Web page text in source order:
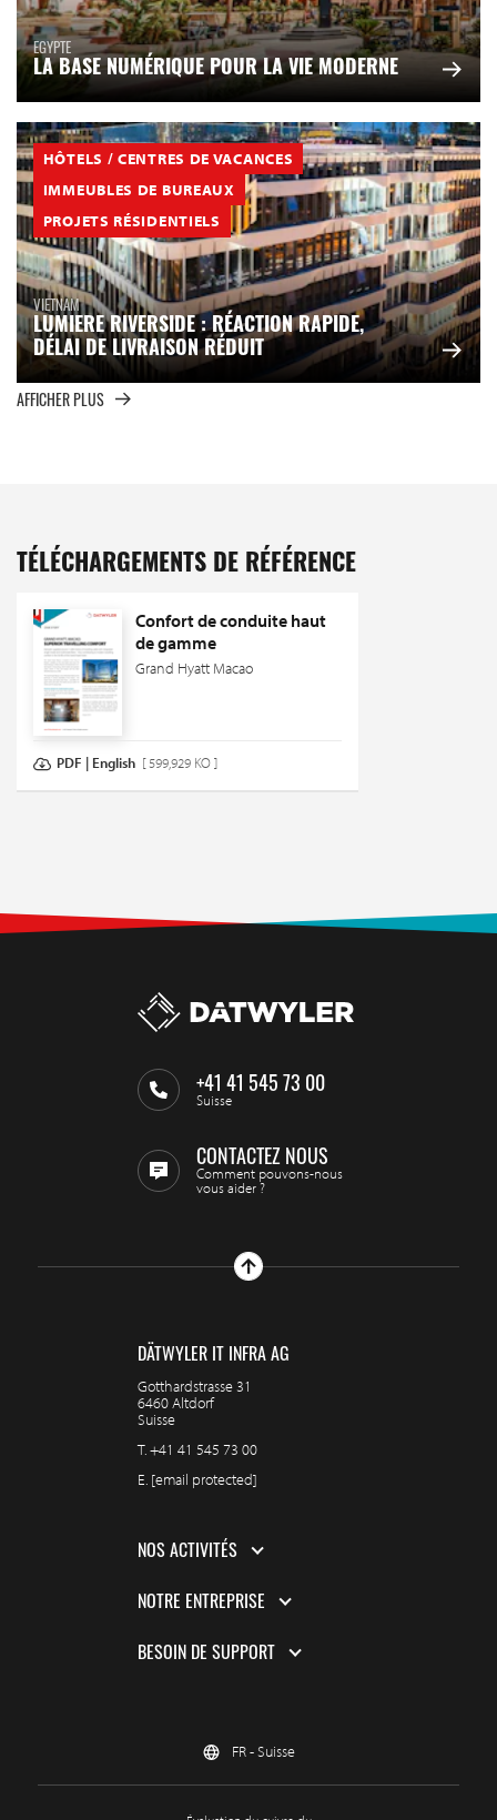
EGYPTE
LA BASE NUMÉRIQUE POUR LA VIE MODERNE
HÔTELS / CENTRES DE VACANCES
IMMEUBLES DE BUREAUX
PROJETS RÉSIDENTIELS
VIETNAM
LUMIERE RIVERSIDE : RÉACTION RAPIDE,
DÉLAI DE LIVRAISON RÉDUIT
AFFICHER PLUS
TÉLÉCHARGEMENTS DE RÉFÉRENCE
Confort de conduite haut
de gamme
Grand Hyatt Macao
PDF | English [ 599,929 KO ]
+41 41 545 73 00
Suisse
CONTACTEZ NOUS
Comment pouvons-nous
vous aider ?
DÄTWYLER IT INFRA AG
Gotthardstrasse 31
6460 Altdorf
Suisse
T.+41 41 545 73 00
E. [email protected]
NOS ACTIVITÉS
NOTRE ENTREPRISE
BESOIN DE SUPPORT
FR - Suisse